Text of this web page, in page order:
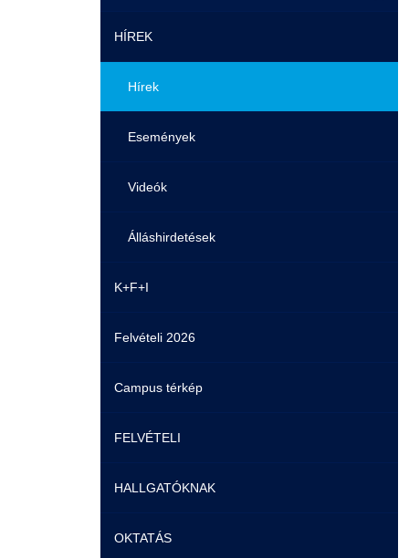
HÍREK
Hírek
Események
Videók
Álláshirdetések
K+F+I
Felvételi 2026
Campus térkép
FELVÉTELI
Pontozási rendszer szabályai
Felvetteknek
HALLGATÓKNAK
Képzéseink
OKTATÁS